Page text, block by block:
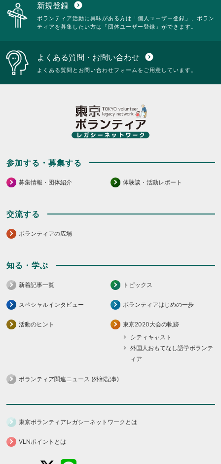
新規登録 expand_circle_down
ボランティア活動に興味がある方は「個人ユーザー登録」、ボラン
ティアを募集したい方は「団体ユーザー登録」ができます。
よくある質問・お問い合わせ expand_circle_down
よくある質問とお問い合わせフォームをご用意しています。
参加する・募集する
募集情報・団体紹介 体験談・活動レポート
交流する
ボランティアの広場
知る・学ぶ
新着記事一覧 トピックス
スペシャルインタビュー ボランティアはじめの一歩
活動のヒント
東京2020大会の軌跡
シティキャスト
外国人おもてなし語学ボランテ
ィア
ボランティア関連ニュース (外部記事)
東京ボランティアレガシーネットワークとは
VLNポイントとは